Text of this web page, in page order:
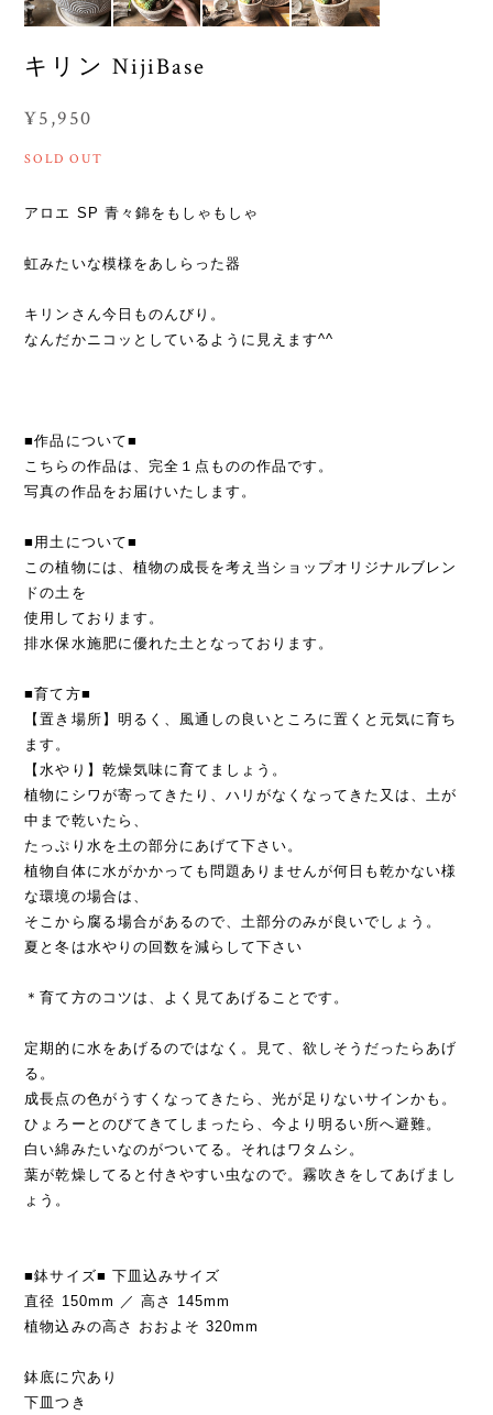
キリン NijiBase
¥5,950
SOLD OUT
アロエ SP 青々錦をもしゃもしゃ
虹みたいな模様をあしらった器
キリンさん今日ものんびり。
なんだかニコッとしているように見えます^^
■作品について■
こちらの作品は、完全１点ものの作品です。
写真の作品をお届けいたします。
■用土について■
この植物には、植物の成長を考え当ショップオリジナルブレン
ドの土を
使用しております。
排水保水施肥に優れた土となっております。
■育て方■
【置き場所】明るく、風通しの良いところに置くと元気に育ち
ます。
【水やり】乾燥気味に育てましょう。
植物にシワが寄ってきたり、ハリがなくなってきた又は、土が
中まで乾いたら、
たっぷり水を土の部分にあげて下さい。
植物自体に水がかかっても問題ありませんが何日も乾かない様
な環境の場合は、
そこから腐る場合があるので、土部分のみが良いでしょう。
夏と冬は水やりの回数を減らして下さい
＊育て方のコツは、よく見てあげることです。
定期的に水をあげるのではなく。見て、欲しそうだったらあげ
る。
成長点の色がうすくなってきたら、光が足りないサインかも。
ひょろーとのびてきてしまったら、今より明るい所へ避難。
白い綿みたいなのがついてる。それはワタムシ。
葉が乾燥してると付きやすい虫なので。霧吹きをしてあげまし
ょう。
■鉢サイズ■ 下皿込みサイズ
直径 150mm ／ 高さ 145mm
植物込みの高さ おおよそ 320mm
鉢底に穴あり
下皿つき